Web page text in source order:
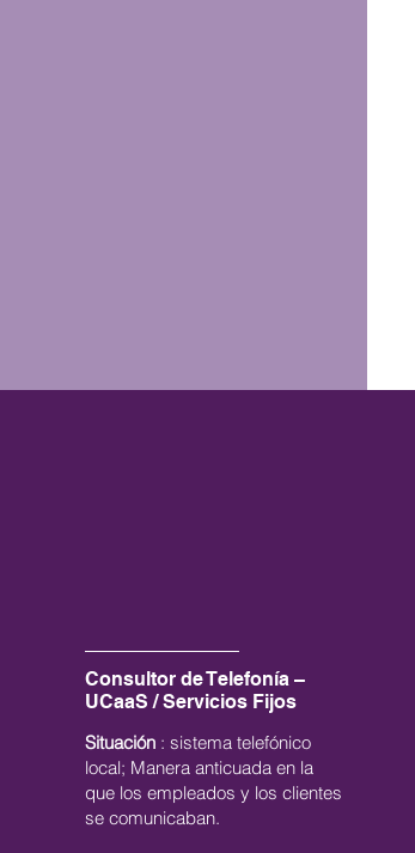
Consultor de Telefonía –
UCaaS / Servicios Fijos
Situación: sistema telefónico
local; Manera anticuada en la
que los empleados y los clientes
se comunicaban.